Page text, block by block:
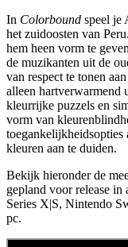
In Colorbound speel je
het zuidoosten van
hem heen vorm te
de muzikanten uit de
van respect te tonen
alleen hartverwarmend
kleurrijke puzzels en
vorm van
toegankelijkheidsopties
kleuren aan te duiden.
Bekijk hieronder de
gepland voor release
Series X|S, Nintendo
pc.